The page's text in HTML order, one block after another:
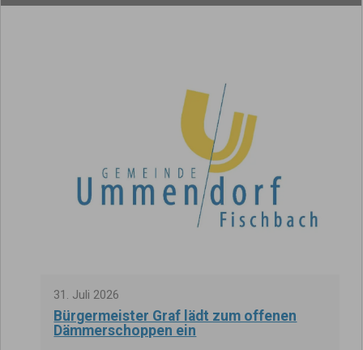
31 . Juli 2026
Bürgermeister Graf lädt zum offenen
Dämmerschoppen ein